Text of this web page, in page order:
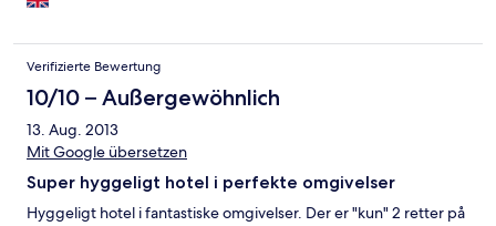
Verifizierte Bewertung
10/10 – Außergewöhnlich
13. Aug. 2013
Mit Google übersetzen
Super hyggeligt hotel i perfekte omgivelser
Hyggeligt hotel i fantastiske omgivelser. Der er "kun" 2 retter på